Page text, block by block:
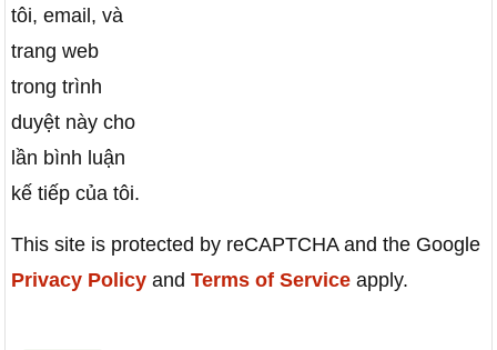
tôi, email, và
trang web
trong trình
duyệt này cho
lần bình luận
kế tiếp của tôi.
This site is protected by reCAPTCHA and the Google
Privacy Policy andTerms of Service apply.